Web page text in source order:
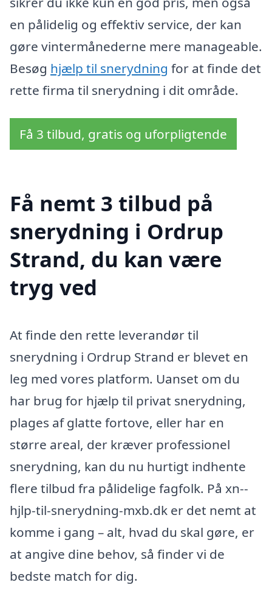
en pålidelig og effektiv service, der kan
gøre vintermånederne mere manageable.
Besøg hjælp til snerydning for at finde det
rette firma til snerydning i dit område.
Få 3 tilbud, gratis og uforpligtende
Få nemt 3 tilbud på
snerydning i Ordrup
Strand, du kan være
tryg ved
At finde den rette leverandør til
snerydning i Ordrup Strand er blevet en
leg med vores platform. Uanset om du
har brug for hjælp til privat snerydning,
plages af glatte fortove, eller har en
større areal, der kræver professionel
snerydning, kan du nu hurtigt indhente
flere tilbud fra pålidelige fagfolk. På xn--
hjlp-til-snerydning-mxb.dk er det nemt at
komme i gang – alt, hvad du skal gøre, er
at angive dine behov, så finder vi de
bedste match for dig.